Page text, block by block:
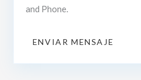
and Phone.
ENVIAR MENSAJE